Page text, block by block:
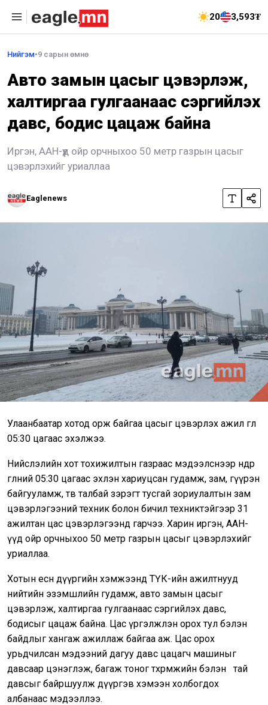
20 3,593₮
Нийгэм•9 сарын өмнө
Авто замын цасыг цэвэрлэж,
халтиргаа гулгаанаас сэргийлэх
давс, бодис цацаж байна
Иргэн, ААН-үүд ойр орчныхоо 50 метр газрын цасыг
цэвэрлэхийг уриаллаа
Eaglenews
Улаанбаатар хотод орж байгаа цасыг цэвэрлэх ажил өглөө
05:30 цагаас эхэлжээ.
Нийслэлийн хот тохижилтын газраас мэдээлснээр өнөөдөр
өглөөний 05:30 цагаас эхлэн хариуцсан гудамж, зам, гүүрэн
байгууламж, төв талбай зэрэгт тусгай зориулалтын зам
цэвэрлэгээний техник болон бичил техниктэйгээр 31
ажилтан цас цэвэрлэгээнд гарчээ. Харин иргэн, ААН-
үүд ойр орчныхоо 50 метр газрын цасыг цэвэрлэхийг
уриаллаа.
Хотын есөн дүүргийн хэмжээнд ТҮК-ийн ажилтнууд
нийтийн эзэмшлийн гудамж, авто замын цасыг
цэвэрлэж, халтиргаа гулгаанаас сэргийлэх давс,
бодисыг цацаж байна. Цас үргэлжлэн орох тул бэлэн
байдлыг хангаж ажиллаж байгаа аж. Цас орох
урьдчилсан мэдээний дагуу давс цацагч машиныг
давсаар цэнэглэж, багаж тоног төхөөрөмжийн бэлэн тай
давсыг байршуулж дүүргэв хэмээн холбогдох
албанаас мэдээллээ.